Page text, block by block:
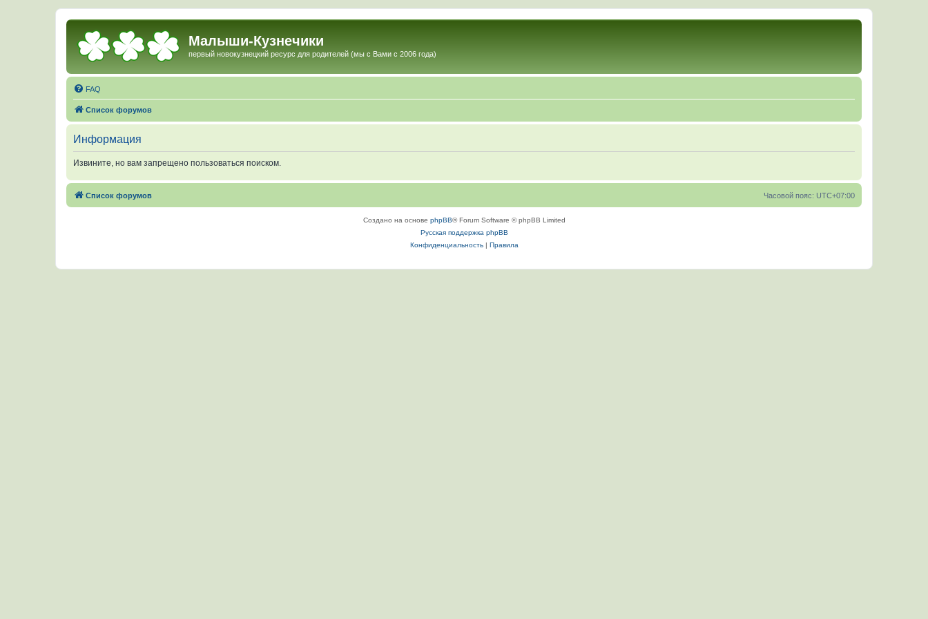
Малыши-Кузнечики
первый новокузнецкий ресурс для родителей (мы с Вами с 2006 года)
FAQ
Список форумов
Информация
Извините, но вам запрещено пользоваться поиском.
Список форумов Часовой пояс: UTC+07:00
Создано на основе phpBB® Forum Software © phpBB Limited
Русская поддержка phpBB
Конфиденциальность| Правила